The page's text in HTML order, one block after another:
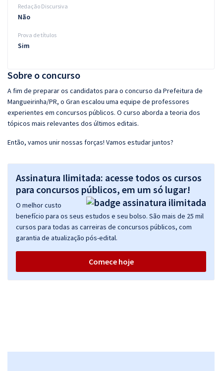
Sobre o concurso
A fim de preparar os candidatos para o concurso da Prefeitura de
Mangueirinha/PR, o Gran escalou uma equipe de professores
experientes em concursos públicos. O curso aborda a teoria dos
tópicos mais relevantes dos últimos editais.
Então, vamos unir nossas forças! Vamos estudar juntos?
Assinatura Ilimitada: acesse todos os cursos
para concursos públicos, em um só lugar!
O melhor custo
benefício para os seus estudos e seu bolso. São mais de 25 mil
cursos para todas as carreiras de concursos públicos, com
garantia de atualização pós-edital.
Comece hoje
Redação Discursiva
Não
Prova de títulos
Sim